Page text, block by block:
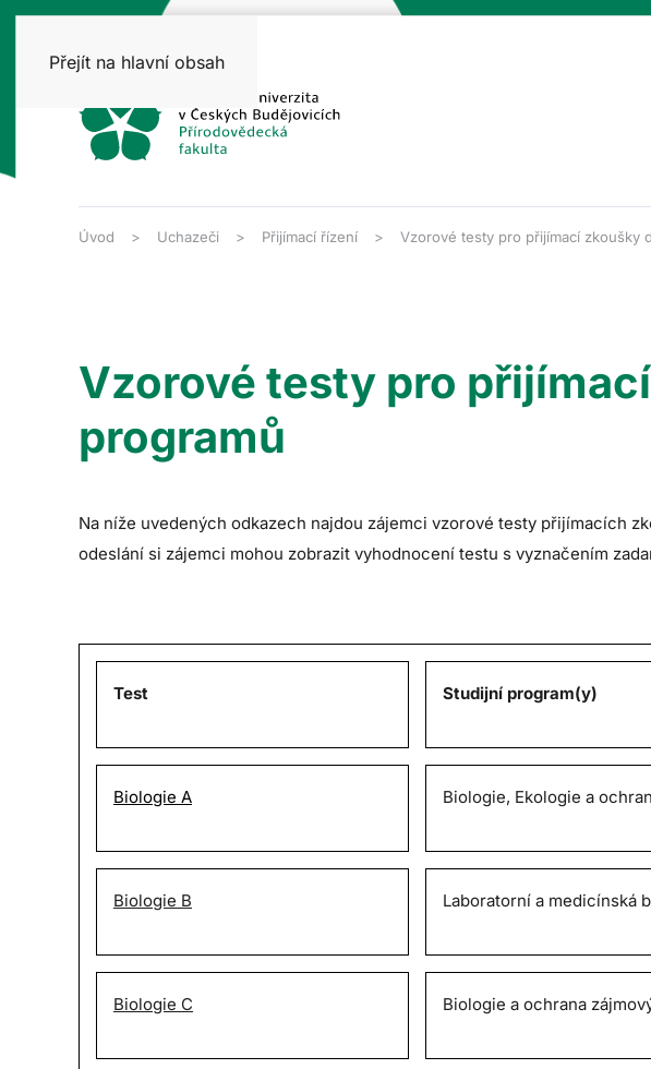
Přejít na hlavní obsah
Úvod Uchazeči Přijímací řízení Vzorové testy pro přijímací zkoušky
Vzorové testy pro
programů
Na níže uvedených odkazech najdou zájemci vzorové testy přijímacích
odeslání si zájemci mohou zobrazit vyhodnocení testu s vyznačením
Test Studijní program(y)
Biologie A Biologie, Ekologie a
Biologie B Laboratorní a medicínská
Biologie C Biologie a ochrana